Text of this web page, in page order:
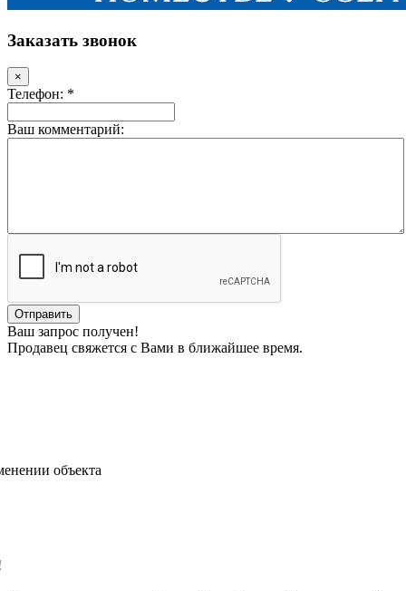
Заказать звонок
×
Телефон: *
Ваш комментарий:
Ваш запрос получен!
Продавец свяжется с Вами в ближайшее время.
объекта